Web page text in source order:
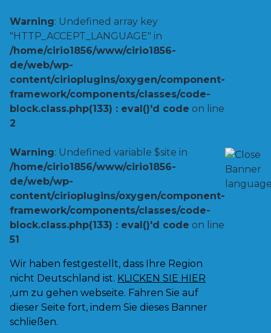
Warning: Undefined array key
"HTTP_ACCEPT_LANGUAGE" in
/home/cirio1856/www/cirio1856-
de/web/wp-
content/cirioplugins/oxygen/component-
framework/components/classes/code-
block.class.php(133) : eval()'d code on line
2
Warning: Undefined variable $site in
/home/cirio1856/www/cirio1856-
de/web/wp-
content/cirioplugins/oxygen/component-
framework/components/classes/code-
block.class.php(133) : eval()'d code on line
51
Wir haben festgestellt, dass Ihre Region
nicht Deutschland ist. KLICKEN SIE HIER
,um zu gehen webseite. Fahren Sie auf
dieser Seite fort, indem Sie dieses Banner
schließen.